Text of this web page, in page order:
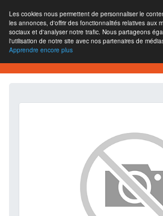
Les cookies nous permettent de personnaliser le
les annonces, d'offrir des fonctionnalités relatives aux
sociaux et d'analyser notre trafic. Nous partageons
l'utilisation de notre site avec nos partenaires de
Apprendre encore plus
SEO Analytics